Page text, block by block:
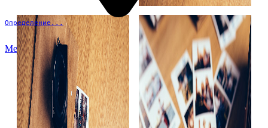
Определение...
Меню